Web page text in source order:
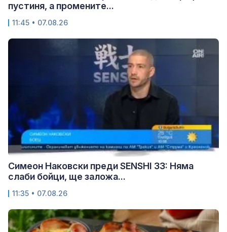
пустиня, а промените...
11:45 • 07.08.26
Симеон Наковски преди SENSHI 33: Няма
слаби бойци, ще заложа...
11:35 • 07.08.26